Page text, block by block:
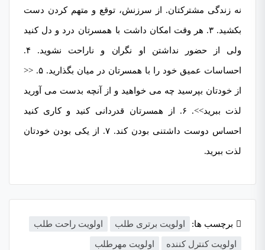
نه زندگی مشترکتان. از سرزنش، توقع و متهم کردن دست
بکشید. ۳. هر وقت امکان داشت با همسرتان درد و دل کنید
ولی از حضور نداشتن او نگران و ناراحت نشوید. ۴.
احساسات عمیق خود را با همسرتان در میان بگذارید. ۵. <<
از خودتان بپرسید چه می خواهید و از آنچه بدست می آورید
لذت ببرید>>. ۶. از همسرتان قدردانی کنید و کاری کنید
احساس دوست داشتنی بودن کند. ۷. از یکی بودن خودتان
لذت ببرید.
برچسب ها: اولویت برتری طلب اولویت راحت طلب
اولویت کنترل کننده اولویت مهرطلب